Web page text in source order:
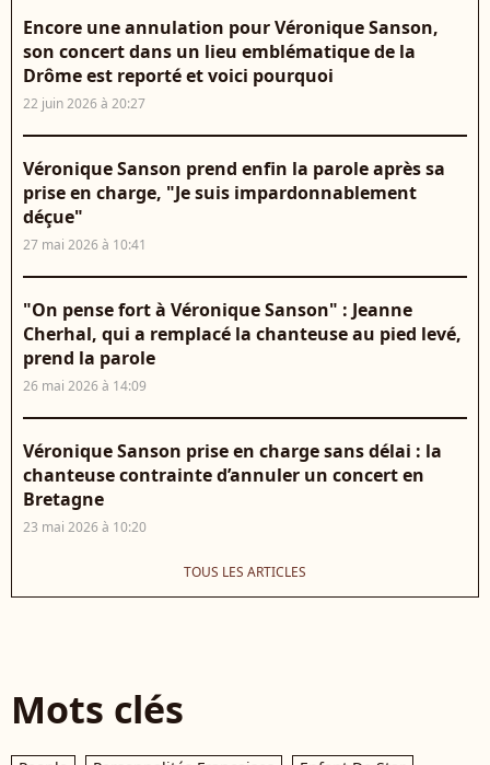
Encore une annulation pour Véronique Sanson,
son concert dans un lieu emblématique de la
Drôme est reporté et voici pourquoi
22 juin 2026 à 20:27
Véronique Sanson prend enfin la parole après sa
prise en charge, "Je suis impardonnablement
déçue"
27 mai 2026 à 10:41
"On pense fort à Véronique Sanson" : Jeanne
Cherhal, qui a remplacé la chanteuse au pied levé,
prend la parole
26 mai 2026 à 14:09
Véronique Sanson prise en charge sans délai : la
chanteuse contrainte d’annuler un concert en
Bretagne
23 mai 2026 à 10:20
TOUS LES ARTICLES
Mots clés